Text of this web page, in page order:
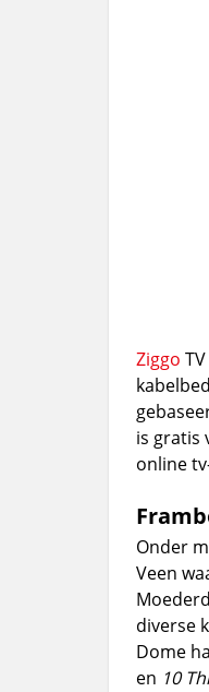
Ziggo
is gratis
online
Onder
Veen
diverse
Dome
en 10